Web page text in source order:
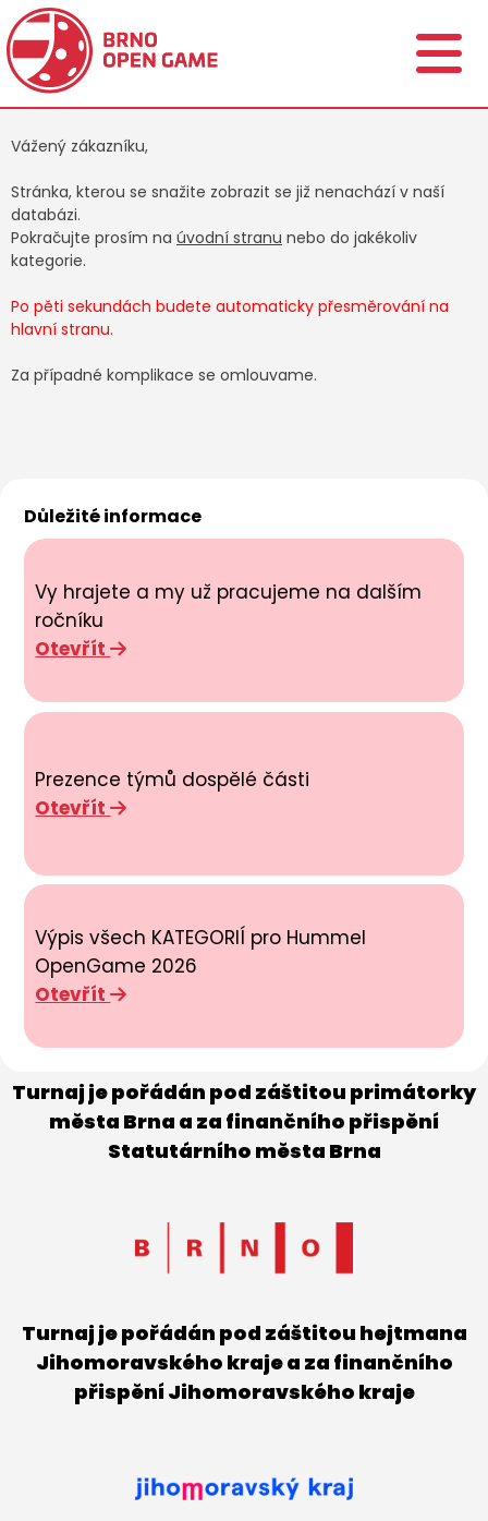
Vážený zákazníku,
Stránka, kterou se snažite zobrazit se již nenachází v naší
databázi.
Pokračujte prosím na úvodní stranu nebo do jakékoliv
kategorie.
Po pěti sekundách budete automaticky přesměrování na
hlavní stranu.
Za případné komplikace se omlouvame.
Důležité informace
Vy hrajete a my už pracujeme na dalším
ročníku
Otevřít
Prezence týmů dospělé části
Otevřít
Výpis všech KATEGORIÍ pro Hummel
OpenGame 2026
Otevřít
Turnaj je pořádán pod záštitou primátorky
města Brna a za finančního přispění
Statutárního města Brna
Turnaj je pořádán pod záštitou hejtmana
Jihomoravského kraje a za finančního
přispění Jihomoravského kraje